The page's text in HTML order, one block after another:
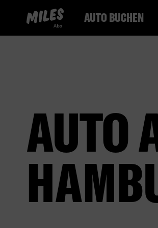
MILES Abo Logo. Zur Startseite.
AUTO BUCHEN
AUTO